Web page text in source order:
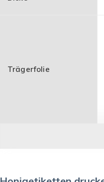
Trägerfolie